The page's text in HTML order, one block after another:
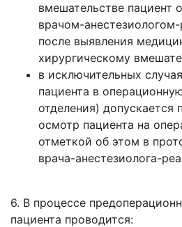
вмешательстве пациент
врачом-
после выявления
хирургическому
в исключительных
пациента в
отделения) допускается
осмотр пациента на
отметкой об этом в
врача-анестезиолога-
6. В процессе
пациента проводится: